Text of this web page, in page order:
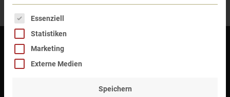
Kontakt
Impressum
Es folgt eine Liste der Service-Gruppen, für die eine
Essenziell
Statistiken
Marketing
Externe Medien
Speichern